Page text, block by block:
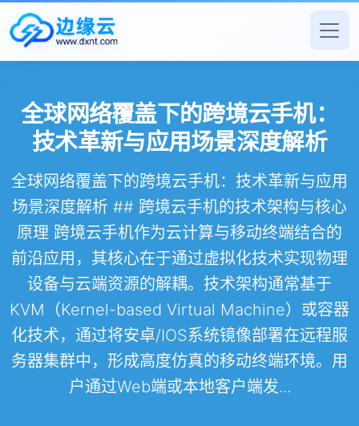
全球网络覆盖下的跨境云手机：
技术革新与应用场景深度解析
全球网络覆盖下的跨境云手机：技术革新与应用
场景深度解析 ## 跨境云手机的技术架构与核心
原理 跨境云手机作为云计算与移动终端结合的
前沿应用，其核心在于通过虚拟化技术实现物理
设备与云端资源的解耦。技术架构通常基于
KVM（Kernel-based Virtual Machine）或容器
化技术，通过将安卓/IOS系统镜像部署在远程服
务器集群中，形成高度仿真的移动终端环境。用
户通过Web端或本地客户端发...